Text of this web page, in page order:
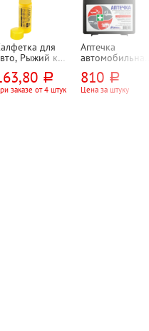
для
Рыжий кот,
руб.
заказе от 4 штук
Аптечка
автомобильная,
состав по
приказу 260н
810 руб.
Цена за штуку